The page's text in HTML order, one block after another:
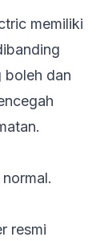
memiliki
boleh dan
resmi